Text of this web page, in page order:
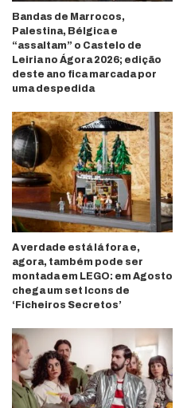
Bandas de Marrocos,
Palestina, Bélgica e
“assaltam” o Castelo de
Leiria no Ágora 2026; edição
deste ano fica marcada por
uma despedida
A verdade está lá fora e,
agora, também pode ser
montada em LEGO: em Agosto
chega um set Icons de
‘Ficheiros Secretos’